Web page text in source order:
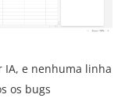
e nenhuma linha
os bugs